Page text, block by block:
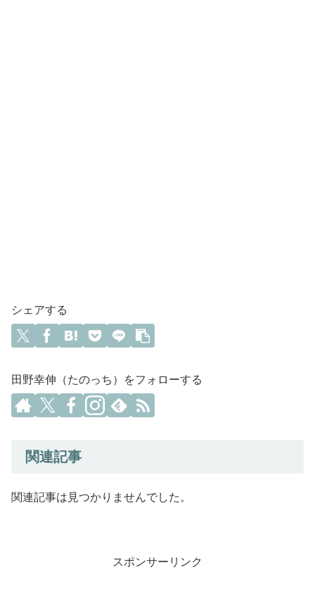
シェアする
田野幸伸（たのっち）をフォローする
関連記事
関連記事は見つかりませんでした。
スポンサーリンク